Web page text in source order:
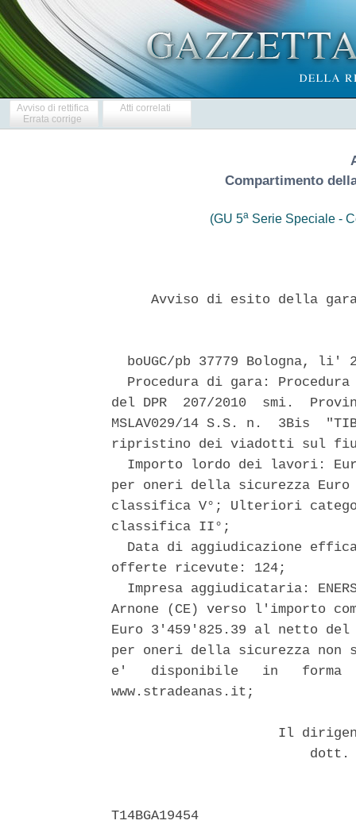
Avviso di rettifica
Errata corrige
Atti correlati
Compartimento
(GU 5aSerie Speciale -
Avviso di esito della
boUGC/pb 37779 Bologna, li'
Procedura di gara:
del DPR  207/2010  smi.
MSLAV029/14 S.S. n.  3Bis
ripristino dei viadotti sul fiume
Importo lordo dei lavori:
per oneri della sicurezza Euro
classifica V°; Ulteriori
classifica II°;
Data di aggiudicazione
offerte ricevute: 124;
Impresa aggiudicataria:
Arnone (CE) verso l'importo
Euro 3'459'825.39 al netto del
per oneri della sicurezza
e'   disponibile   in
www.stradeanas.it;
Il